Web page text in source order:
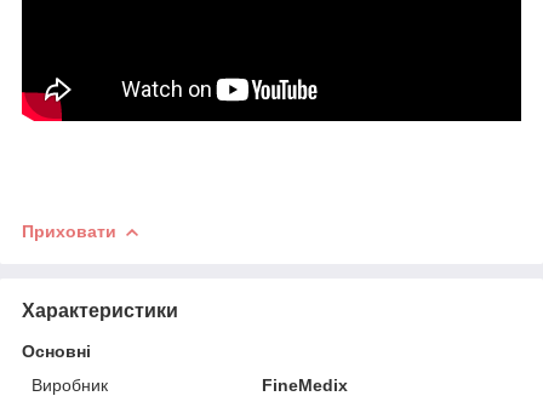
Приховати
Характеристики
Основні
Виробник
FineMedix